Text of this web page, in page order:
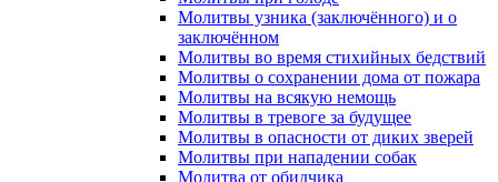
Молитвы узника (заключённого) и о
заключённом
Молитвы во время стихийных бедствий
Молитвы о сохранении дома от пожара
Молитвы на всякую немощь
Молитвы в тревоге за будущее
Молитвы в опасности от диких зверей
Молитвы при нападении собак
Молитва от обидчика